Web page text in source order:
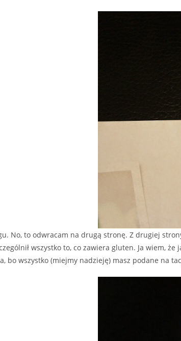
No, to odwracam na drugą stronę. Z drugiej
wszystko to, co zawiera gluten. Ja wiem,
bo wszystko (miejmy nadzieję) masz podane na